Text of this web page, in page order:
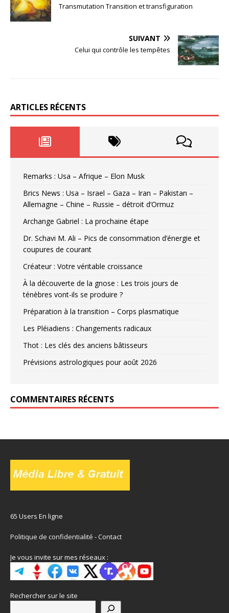
Transmutation Transition et transfiguration
SUIVANT
Celui qui contrôle les tempêtes
ARTICLES RÉCENTS
Remarks : Usa – Afrique – Elon Musk
Brics News : Usa – Israel – Gaza – Iran – Pakistan –
Allemagne – Chine – Russie – détroit d’Ormuz
Archange Gabriel : La prochaine étape
Dr. Schavi M. Ali – Pics de consommation d’énergie et
coupures de courant
Créateur : Votre véritable croissance
À la découverte de la gnose : Les trois jours de
ténèbres vont-ils se produire ?
Préparation à la transition – Corps plasmatique
Les Pléiadiens : Changements radicaux
Thot : Les clés des anciens bâtisseurs
Prévisions astrologiques pour août 2026
COMMENTAIRES RÉCENTS
65 Users En ligne
Politique de confidentialité -Contact
Je vous invite sur mes réseaux :
Rechercher sur le site